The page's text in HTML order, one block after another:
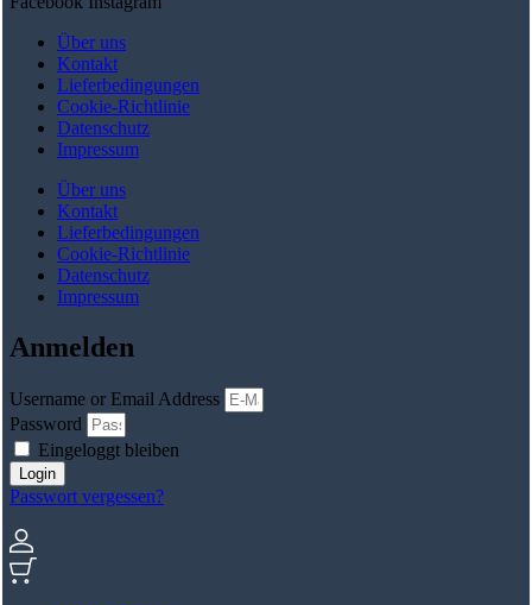
Über uns
Kontakt
Lieferbedingungen
Cookie-Richtlinie
Datenschutz
Impressum
Über uns
Kontakt
Lieferbedingungen
Cookie-Richtlinie
Datenschutz
Impressum
Anmelden
Username or Email Address
Password
Eingeloggt bleiben
Login
Passwort vergessen?